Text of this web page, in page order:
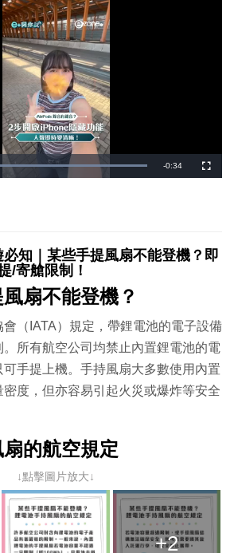
載
入
0
%
剩
-0:34
全
螢
必知｜某些手提風扇不能登機？即
/寄艙限制！
扇不能登機？
（IATA）規定，帶鋰電池的電子設備
所有航空公司均禁止內置鋰電池的電
手提上機。手持風扇大多數使用內置
度，但亦容易引起火災或爆炸等安全
的航空規定
↓點擊圖片放大↓
+2